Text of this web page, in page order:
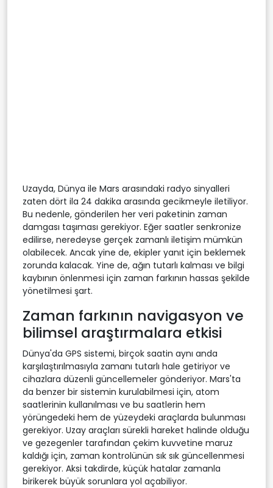
Uzayda, Dünya ile Mars arasındaki radyo sinyalleri
zaten dört ila 24 dakika arasında gecikmeyle iletiliyor.
Bu nedenle, gönderilen her veri paketinin zaman
damgası taşıması gerekiyor. Eğer saatler senkronize
edilirse, neredeyse gerçek zamanlı iletişim mümkün
olabilecek. Ancak yine de, ekipler yanıt için beklemek
zorunda kalacak. Yine de, ağın tutarlı kalması ve bilgi
kaybının önlenmesi için zaman farkının hassas şekilde
yönetilmesi şart.
Zaman farkının navigasyon ve
bilimsel araştırmalara etkisi
Dünya'da GPS sistemi, birçok saatin aynı anda
karşılaştırılmasıyla zamanı tutarlı hale getiriyor ve
cihazlara düzenli güncellemeler gönderiyor. Mars'ta
da benzer bir sistemin kurulabilmesi için, atom
saatlerinin kullanılması ve bu saatlerin hem
yörüngedeki hem de yüzeydeki araçlarda bulunması
gerekiyor. Uzay araçları sürekli hareket halinde olduğu
ve gezegenler tarafından çekim kuvvetine maruz
kaldığı için, zaman kontrolünün sık sık güncellenmesi
gerekiyor. Aksi takdirde, küçük hatalar zamanla
birikerek büyük sorunlara yol açabiliyor.